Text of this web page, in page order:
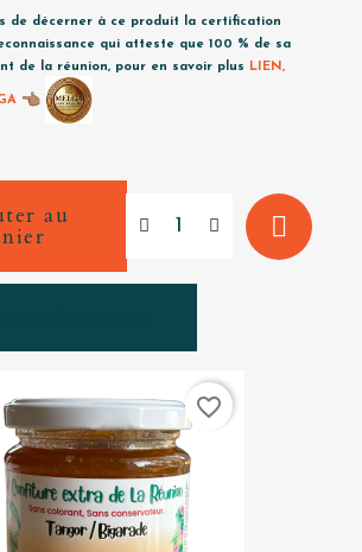
de décerner à ce produit la certification
qui atteste que 100 % de sa
de la réunion, pour en savoir plus LIEN,
au
favorite_border